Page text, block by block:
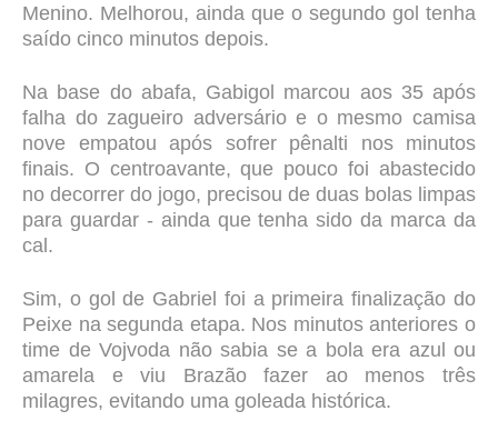
Menino. Melhorou, ainda que o segundo gol tenha
saído cinco minutos depois.
Na base do abafa, Gabigol marcou aos 35 após
falha do zagueiro adversário e o mesmo camisa
nove empatou após sofrer pênalti nos minutos
finais. O centroavante, que pouco foi abastecido
no decorrer do jogo, precisou de duas bolas limpas
para guardar - ainda que tenha sido da marca da
cal.
Sim, o gol de Gabriel foi a primeira finalização do
Peixe na segunda etapa. Nos minutos anteriores o
time de Vojvoda não sabia se a bola era azul ou
amarela e viu Brazão fazer ao menos três
milagres, evitando uma goleada histórica.